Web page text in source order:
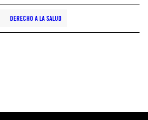
DERECHO A LA SALUD